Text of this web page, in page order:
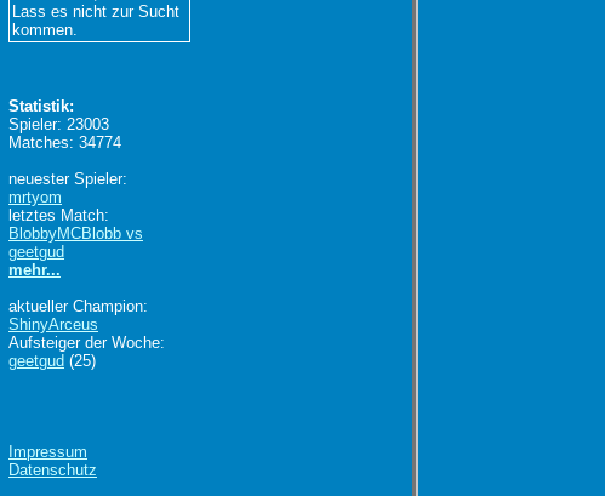
Lass es nicht zur Sucht
kommen.
Statistik:
Spieler: 23003
Matches: 34774
neuester Spieler:
mrtyom
letztes Match:
BlobbyMCBlobb vs
geetgud
mehr...
aktueller Champion:
ShinyArceus
Aufsteiger der Woche:
geetgud (25)
Impressum
Datenschutz